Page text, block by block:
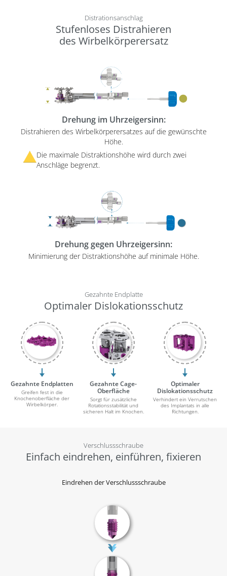
Distrationsanschlag
Stufenloses Distrahieren
des Wirbelkörperersatz
Drehung im Uhrzeigersinn:
Distrahieren des Wirbelkörperersatzes auf die gewünschte
Höhe.
Die maximale Distraktionshöhe wird durch zwei
Anschläge begrenzt.
Drehung gegen Uhrzeigersinn:
Minimierung der Distraktionshöhe auf minimale Höhe.
Gezahnte Endplatte
Optimaler Dislokationsschutz
Gezahnte Endplatten
Greifen fest in die
Knochenoberfläche der
Wirbelkörper.
Gezahnte Cage-
Oberfläche
Sorgt für zusätzliche
Rotationsstabilität und
sicheren Halt im Knochen.
Optimaler
Dislokationsschutz
Verhindert ein Verrutschen
des Implantats in alle
Richtungen.
Verschlussschraube
Einfach eindrehen, einführen, fixieren
Eindrehen der Verschlussschraube